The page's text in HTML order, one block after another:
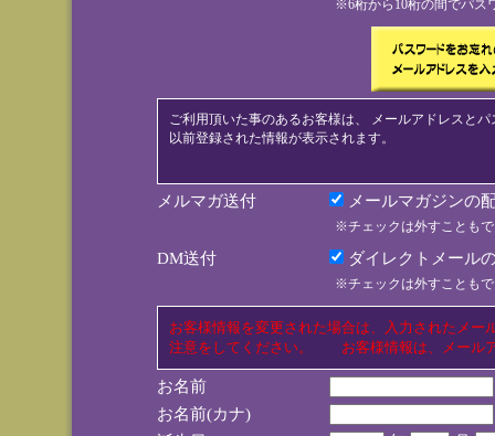
※6桁から10桁の間でパス
ご利用頂いた事のあるお客様は、 メールアドレスと
以前登録された情報が表示されます。
メルマガ送付 メールマガジンの
※チェックは外すことも
DM送付 ダイレクトメール
※チェックは外すことも
お客様情報を変更された場合は、入力されたメ
注意をしてください。 お客様情報は、メール
お名前
お名前(カナ)